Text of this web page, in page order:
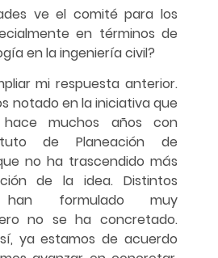
ve el comité para los
en términos de
en la ingeniería civil?
mi respuesta anterior.
notado en la iniciativa que
muchos años con
de Planeación de
no ha trascendido más
de la idea. Distintos
formulado muy
no se ha concretado.
ya estamos de acuerdo